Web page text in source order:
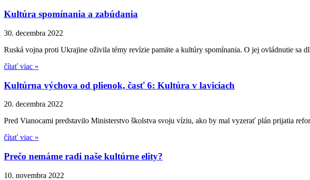
Kultúra spomínania a zabúdania
30. decembra 2022
Ruská vojna proti Ukrajine oživila témy revízie pamäte a kultúry spomínania. O jej ovládnutie sa
čítať viac »
Kultúrna výchova od plienok, časť 6: Kultúra v laviciach
20. decembra 2022
Pred Vianocami predstavilo Ministerstvo školstva svoju víziu, ako by mal vyzerať plán prijatia
čítať viac »
Prečo nemáme radi naše kultúrne elity?
10. novembra 2022